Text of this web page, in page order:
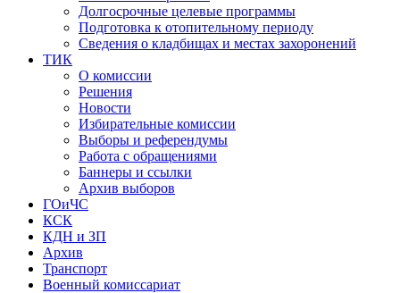
Долгосрочные целевые программы
Подготовка к отопительному периоду
Сведения о кладбищах и местах захоронений
ТИК
О комиссии
Решения
Новости
Избирательные комиссии
Выборы и референдумы
Работа с обращениями
Баннеры и ссылки
Архив выборов
ГОиЧС
КСК
КДН и ЗП
Архив
Транспорт
Военный комиссариат